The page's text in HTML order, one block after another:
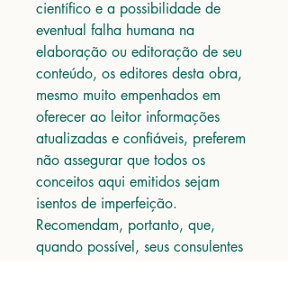
científico e a possibilidade de
eventual falha humana na
elaboração ou editoração de seu
conteúdo, os editores desta obra,
mesmo muito empenhados em
oferecer ao leitor informações
atualizadas e confiáveis, preferem
não assegurar que todos os
conceitos aqui emitidos sejam
isentos de imperfeição.
Recomendam, portanto, que,
quando possível, seus consulentes